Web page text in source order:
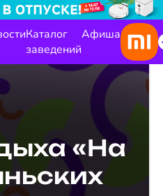
Каталог
заведений
Афиша
«На